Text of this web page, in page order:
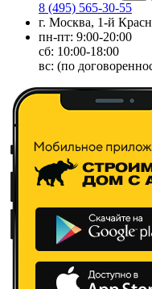
8 (495) 565-30-55
г. Москва, 1-й
пн-пт: 9:00-20:00
сб: 10:00-18:00
вс: (по